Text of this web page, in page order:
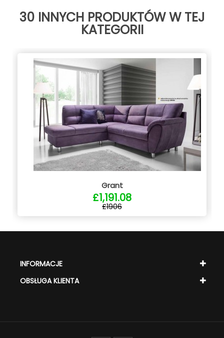
30 INNYCH PRODUKTÓW W TEJ
KATEGORII
Grant
£1,191.08
£1906
INFORMACJE
OBSŁUGA KLIENTA